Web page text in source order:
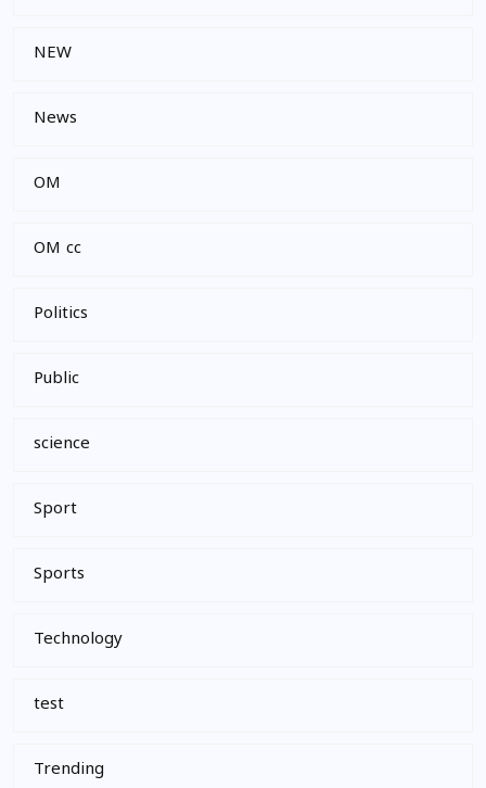
NEW
News
OM
OM cc
Politics
Public
science
Sport
Sports
Technology
test
Trending